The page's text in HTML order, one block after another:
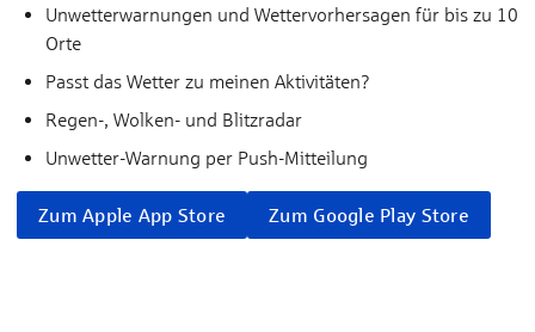
Un­wet­ter­war­nun­gen und Wet­ter­­vor­­her­­sa­gen für bis zu 10
Or­te
Passt das Wet­ter zu mei­nen Ak­ti­­vi­tä­­ten?
Re­gen-, Wol­ken- und Blitz­ra­dar
Un­wet­ter-War­nung per Push-Mit­­tei­lung
Zum Apple App Store Zum Google Play Store